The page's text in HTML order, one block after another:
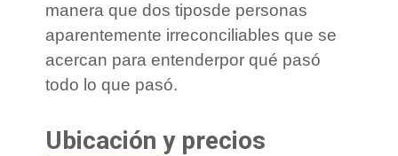
manera que dos tiposde personas
aparentemente irreconciliables que se
acercan para entenderpor qué pasó
todo lo que pasó.
Ubicación y precios